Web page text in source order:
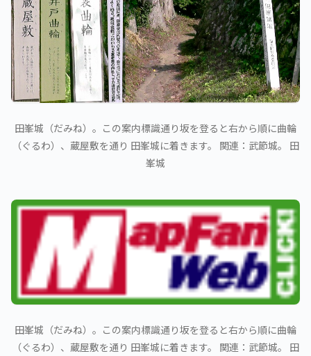
田峯城（だみね）。この案内標識通り坂を登ると右から順に曲輪
（ぐるわ）、蔵屋敷を通り 田峯城に着きます。 関連：武節城。 田
峯城
田峯城（だみね）。この案内標識通り坂を登ると右から順に曲輪
（ぐるわ）、蔵屋敷を通り 田峯城に着きます。 関連：武節城。 田